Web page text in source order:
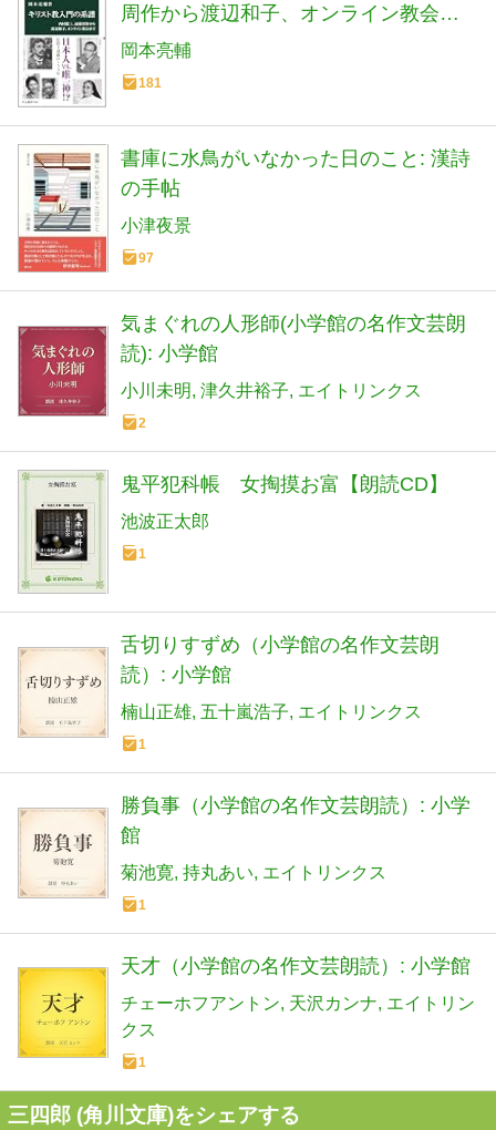
周作から渡辺和子、オンライン教会ま
で (中公新書 2893)
岡本亮輔
181
書庫に水鳥がいなかった日のこと: 漢詩
の手帖
小津夜景
97
気まぐれの人形師(小学館の名作文芸朗
読): 小学館
小川未明 津久井裕子 エイトリンクス
2
鬼平犯科帳 女掏摸お富【朗読CD】
池波正太郎
1
舌切りすずめ（小学館の名作文芸朗
読）: 小学館
楠山正雄 五十嵐浩子 エイトリンクス
1
勝負事（小学館の名作文芸朗読）: 小学
館
菊池寛 持丸あい エイトリンクス
1
天才（小学館の名作文芸朗読）: 小学館
チェーホフアントン 天沢カンナ エイトリン
クス
1
三四郎 (角川文庫)をシェアする